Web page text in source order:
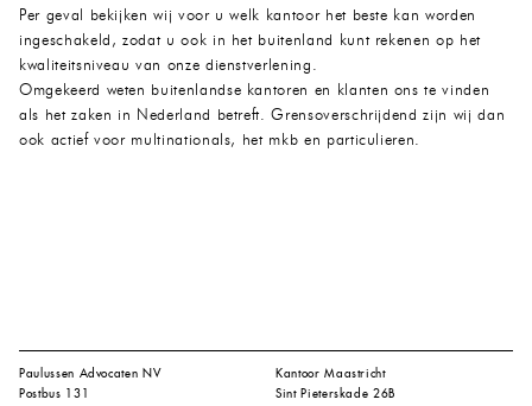
Per geval bekijken wij voor u welk kantoor het beste kan worden
ingeschakeld, zodat u ook in het buitenland kunt rekenen op het
kwaliteitsniveau van onze dienstverlening.
Omgekeerd weten buitenlandse kantoren en klanten ons te vinden
als het zaken in Nederland betreft. Grensoverschrijdend zijn wij dan
ook actief voor multinationals, het mkb en particulieren.
Paulussen Advocaten NV
Postbus 131
Kantoor Maastricht
Sint Pieterskade 26B